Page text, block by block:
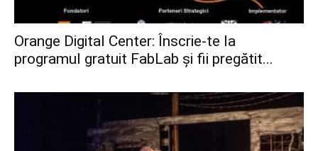
Orange Digital Center: Înscrie-te la
programul gratuit FabLab și fii pregătit...